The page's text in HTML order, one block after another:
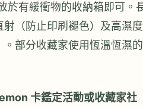
於有緩衝物的收納箱即可。
（防止印刷褪色）及高濕度
部分收藏家使用恆溫恆濕的
卡鑑定活動或收藏家社